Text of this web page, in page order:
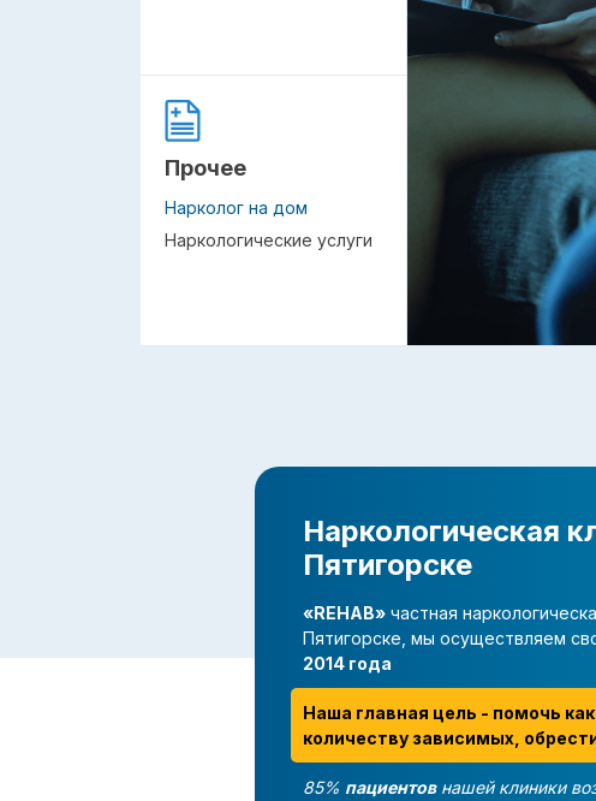
Прочее
Нарколог на дом
Наркологические услуги
Наркологическая
Пятигорске
«REHAB» частная
Пятигорске, мы осуществляем
2014 года
Наша главная цель - помочь
количеству зависимых,
85% пациентовнашей клиники